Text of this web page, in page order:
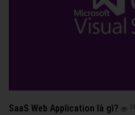
SaaS Web Application là gì?